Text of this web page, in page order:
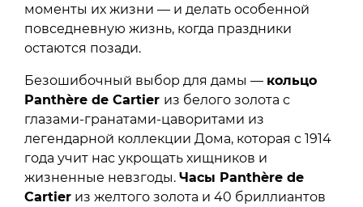
моменты их жизни — и делать особенной
повседневную жизнь, когда праздники
остаются позади.
Безошибочный выбор для дамы — кольцо
Panthère de Cartier из белого золота с
глазами-гранатами-цаворитами из
легендарной коллекции Дома, которая с 1914
года учит нас укрощать хищников и
жизненные невзгоды. Часы Panthère de
Cartier из желтого золота и 40 бриллиантов